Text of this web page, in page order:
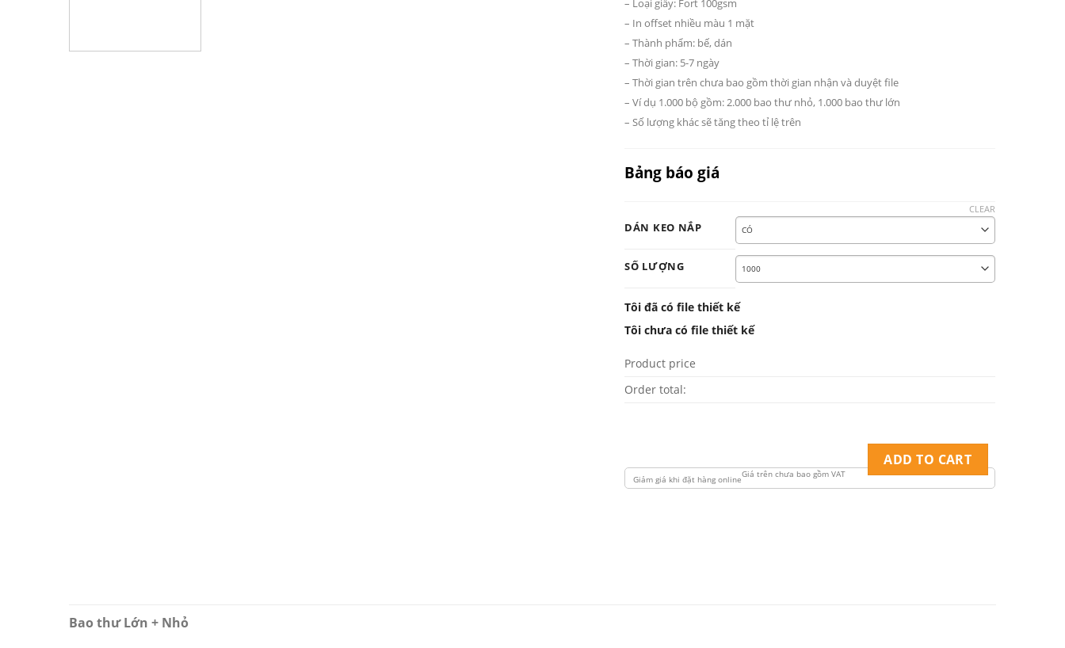
– Loại giấy: Fort 100gsm
– In offset nhiều màu 1 mặt
– Thành phẩm: bế, dán
– Thời gian: 5-7 ngày
– Thời gian trên chưa bao gồm thời gian nhận và duyệt file
– Ví dụ 1.000 bộ gồm: 2.000 bao thư nhỏ, 1.000 bao thư lớn
– Số lượng khác sẽ tăng theo tỉ lệ trên
Bảng báo giá
DÁN KEO NẮP
SỐ LƯỢNG
CLEAR
Tôi đã có file thiết kế
Tôi chưa có file thiết kế
Product price
Order total:
ADD TO CART
Bao thư Lớn + Nhỏ